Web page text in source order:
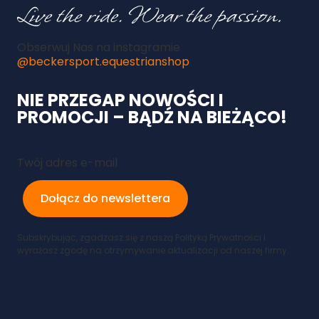
Obserwuj Nas na instagramie
@beckersport.equestrianshop
NIE PRZEGAP NOWOŚCI I
PROMOCJI – BĄDŹ NA BIEŻĄCO!
Twój adres e-mail
Dołącz do newslettera
Subskrybując, zgadzasz się z naszą Polityką Prywatności i
wyrażasz zgodę na otrzymywanie aktualizacji od naszej firmy.